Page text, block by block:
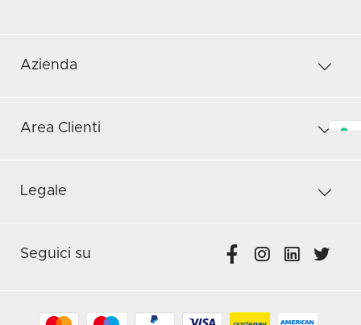
Azienda
Area Clienti
Legale
Seguici su